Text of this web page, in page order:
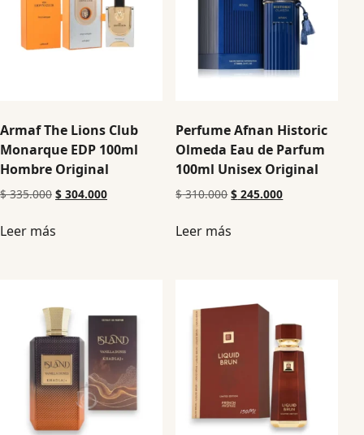
Armaf The Lions Club
Monarque EDP 100ml
Hombre Original
$335.000 $ 304.000
Leer más
Perfume Afnan Historic
Olmeda Eau de Parfum
100ml Unisex Original
$310.000 $ 245.000
Leer más